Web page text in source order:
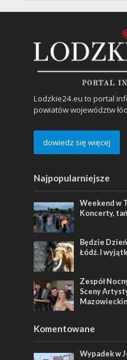
Lodzkie24.eu to portal
powiatów województw
dowiedz się więcej
Najpopularniejsze
Weekend w
Koncerty,
Będzie
Łódź. I
Zespół
Sceny
Komentowane
Wypadek w